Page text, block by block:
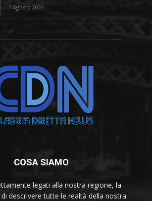
1 Agosto 2026
COSA SIAMO
legati alla nostra regione, la
descrivere tutte le realtà della nostra